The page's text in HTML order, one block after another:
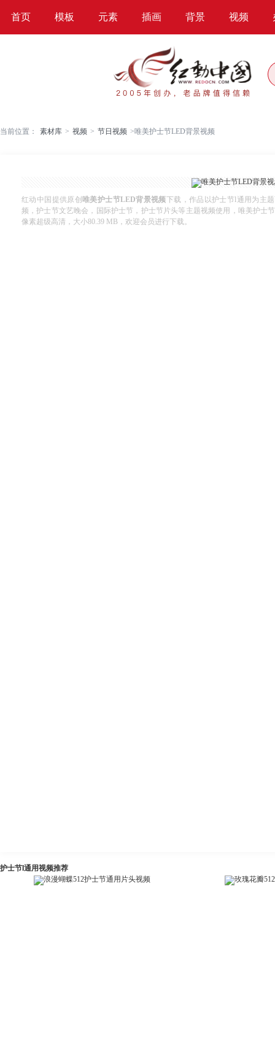
首页 模板 元素 插画 背景 视频
当前位置： 素材库 > 视频 > 节日视频 >唯美护士节LED背景视频
红动中国提供原创 唯美护士节LED背景视频下载，作品以护士节l通用为主
频，护士节文艺晚会，国际护士节，护士节片头等主题视频使用，唯美护士
像素超级高清，大小80.39 MB，欢迎会员进行下载。
护士节l通用视频推荐